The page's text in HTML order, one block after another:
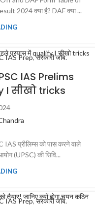
2024 क्या है? DAF क्या ...
IAS Prep,सरकारी जॉब.
IAS Prelims
I सीखो tricks
प्रीलिम्स को पास करने वाले
(UPSC) की सिवि...
IAS Prep,सरकारी जॉब.